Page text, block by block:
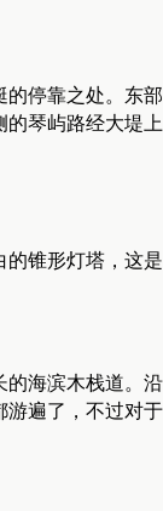
停靠之处。东部
的琴屿路经大堤上
锥形灯塔，这是
的海滨木栈道。沿
游遍了，不过对于